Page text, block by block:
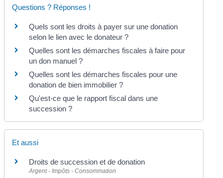
Questions ? Réponses !
Quels sont les droits à payer sur une donation
selon le lien avec le donateur ?
Quelles sont les démarches fiscales à faire pour
un don manuel ?
Quelles sont les démarches fiscales pour une
donation de bien immobilier ?
Qu'est-ce que le rapport fiscal dans une
succession ?
Et aussi
Droits de succession et de donation
Argent - Impôts - Consommation